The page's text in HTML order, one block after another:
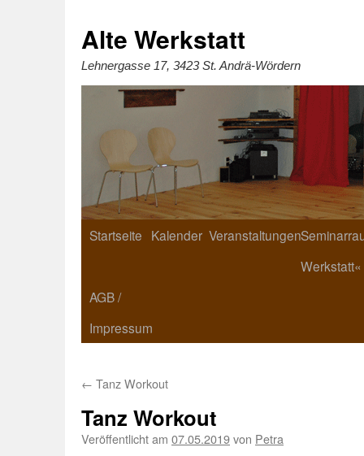
Alte Werkstatt
Lehnergasse 17, 3423 St. Andrä-Wördern
Startseite Kalender Veranstaltungen
Werkstatt«
AGB /
Impressum
← Tanz Workout
Tanz Workout
Veröffentlicht am 07.05.2019von Petra